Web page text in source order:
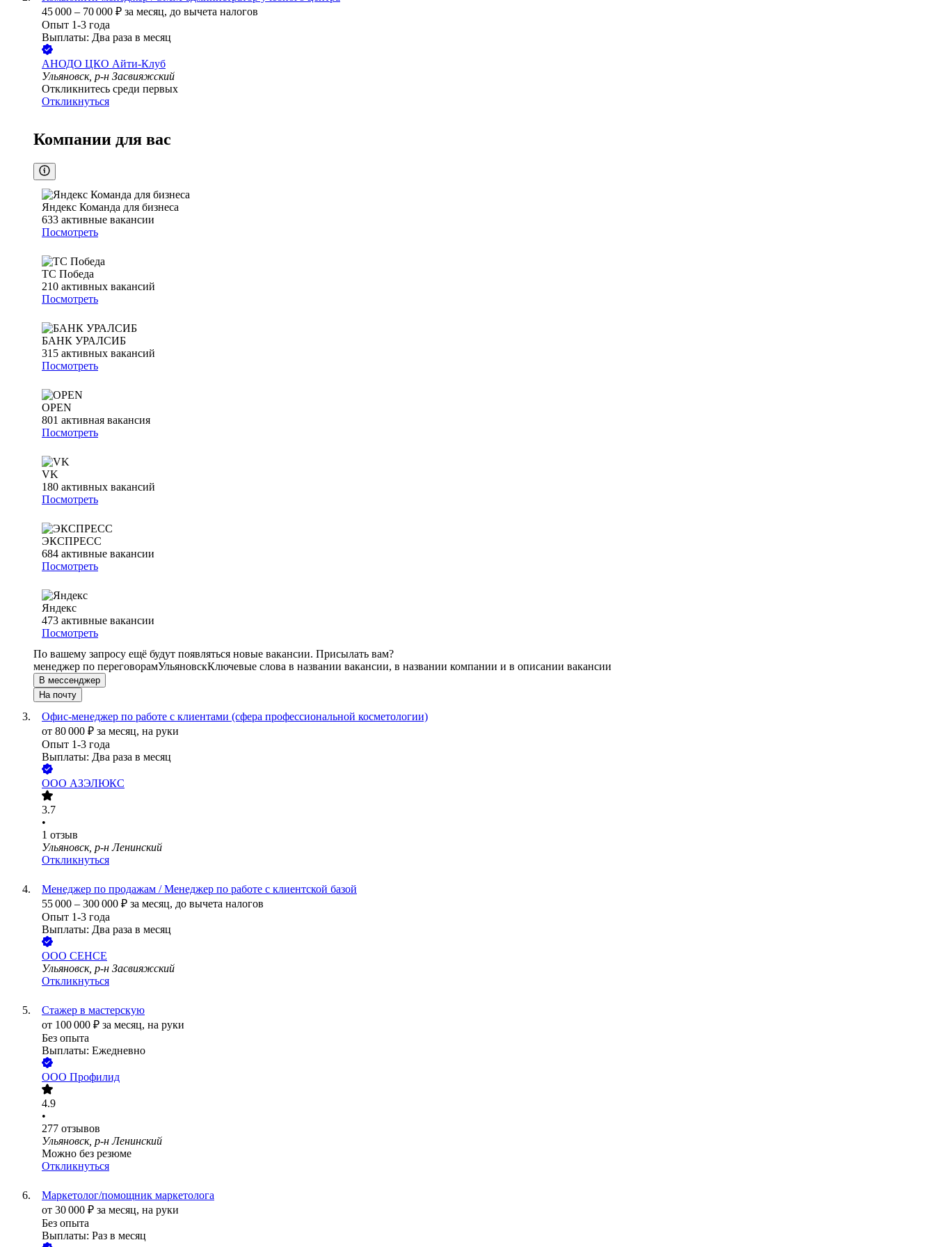
45 000 – 70 000 ₽ за месяц, до вычета налогов
Опыт 1-3 года
Выплаты: Два раза в месяц
АНОДО ЦКО Айти-Клуб
Ульяновск, р-н Засвияжский
Откликнитесь среди первых
Откликнуться
Компании для вас
Яндекс Команда для бизнеса
633 активные вакансии
Посмотреть
ТС Победа
210 активных вакансий
Посмотреть
БАНК УРАЛСИБ
315 активных вакансий
Посмотреть
OPEN
801 активная вакансия
Посмотреть
VK
180 активных вакансий
Посмотреть
ЭКСПРЕСС
684 активные вакансии
Посмотреть
Яндекс
473 активные вакансии
Посмотреть
По вашему запросу ещё будут появляться новые вакансии. Присылать вам?
менеджер по переговорамУльяновскКлючевые слова в названии вакансии, в названии компании и в описании вакансии
В мессенджер
На почту
Офис-менеджер по работе с клиентами (сфера профессиональной косметологии)
от 80 000 ₽ за месяц, на руки
Опыт 1-3 года
Выплаты: Два раза в месяц
ООО АЗЭЛЮКС
3.7
•
1 отзыв
Ульяновск, р-н Ленинский
Откликнуться
Менеджер по продажам / Менеджер по работе с клиентской базой
55 000 – 300 000 ₽ за месяц, до вычета налогов
Опыт 1-3 года
Выплаты: Два раза в месяц
ООО СЕНСЕ
Ульяновск, р-н Засвияжский
Откликнуться
Стажер в мастерскую
от 100 000 ₽ за месяц, на руки
Без опыта
Выплаты: Ежедневно
ООО Профилид
4.9
•
277 отзывов
Ульяновск, р-н Ленинский
Можно без резюме
Откликнуться
Маркетолог/помощник маркетолога
от 30 000 ₽ за месяц, на руки
Без опыта
Выплаты: Раз в месяц